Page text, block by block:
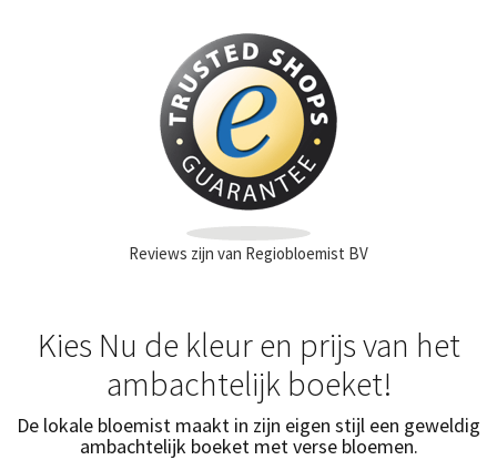
Reviews zijn van Regiobloemist BV
Kies Nu de kleur en prijs van het
ambachtelijk boeket!
De lokale bloemist maakt in zijn eigen stijl een geweldig
ambachtelijk boeket met verse bloemen.